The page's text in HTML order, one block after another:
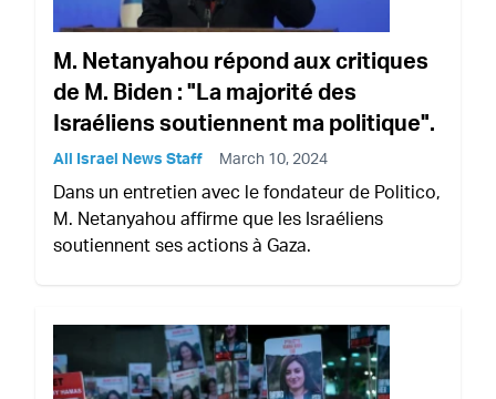
M. Netanyahou répond aux critiques
de M. Biden : "La majorité des
Israéliens soutiennent ma politique".
All Israel News Staff March 10, 2024
Dans un entretien avec le fondateur de Politico,
M. Netanyahou affirme que les Israéliens
soutiennent ses actions à Gaza.